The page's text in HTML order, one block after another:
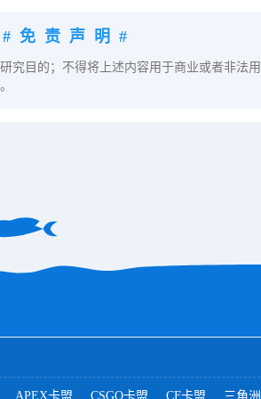
#免责声明#
究目的；不得将上述内容用于商业或者非法
APEX卡盟 CSGO卡盟 CF卡盟 三角